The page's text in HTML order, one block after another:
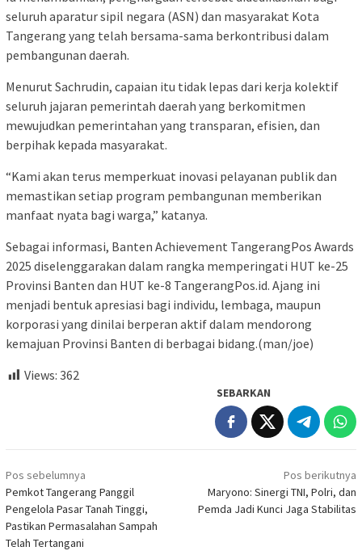
seluruh aparatur sipil negara (ASN) dan masyarakat Kota
Tangerang yang telah bersama-sama berkontribusi dalam
pembangunan daerah.
Menurut Sachrudin, capaian itu tidak lepas dari kerja kolektif
seluruh jajaran pemerintah daerah yang berkomitmen
mewujudkan pemerintahan yang transparan, efisien, dan
berpihak kepada masyarakat.
“Kami akan terus memperkuat inovasi pelayanan publik dan
memastikan setiap program pembangunan memberikan
manfaat nyata bagi warga,” katanya.
Sebagai informasi, Banten Achievement TangerangPos Awards
2025 diselenggarakan dalam rangka memperingati HUT ke-25
Provinsi Banten dan HUT ke-8 TangerangPos.id. Ajang ini
menjadi bentuk apresiasi bagi individu, lembaga, maupun
korporasi yang dinilai berperan aktif dalam mendorong
kemajuan Provinsi Banten di berbagai bidang.(man/joe)
Views: 362
SEBARKAN
Navigasi
pos
Pos sebelumnya
Pemkot Tangerang Panggil
Pengelola Pasar Tanah Tinggi,
Pastikan Permasalahan Sampah
Telah Tertangani
Pos berikutnya
Maryono: Sinergi TNI, Polri, dan
Pemda Jadi Kunci Jaga Stabilitas